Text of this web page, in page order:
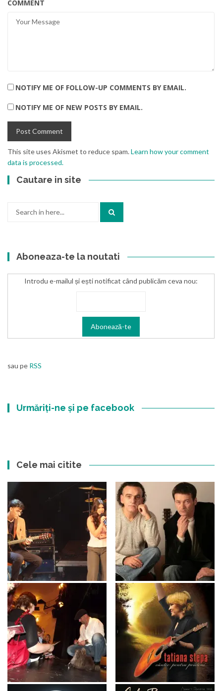
COMMENT
NOTIFY ME OF FOLLOW-UP COMMENTS BY EMAIL.
NOTIFY ME OF NEW POSTS BY EMAIL.
This site uses Akismet to reduce spam.Learn how your comment
data is processed.
Cautare in site
Aboneaza-te la noutati
Introdu e-mailul și ești notificat când publicăm ceva nou:
sau pe RSS
Urmăriți-ne și pe facebook
Cele mai citite